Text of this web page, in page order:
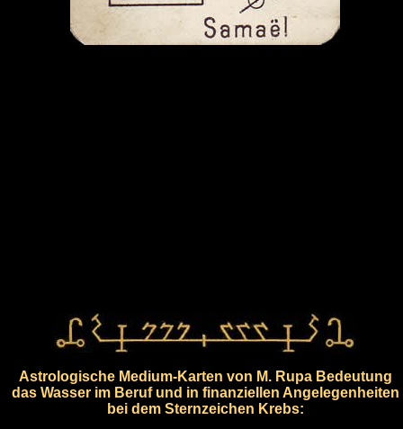
Astrologische Medium-Karten von M. Rupa Bedeutung
das Wasser im Beruf und in finanziellen Angelegenheiten
bei dem Sternzeichen Krebs: